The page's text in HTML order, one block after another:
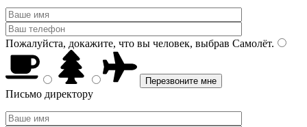
Пожалуйста, докажите, что вы человек, выбрав Самолёт.
Письмо директору